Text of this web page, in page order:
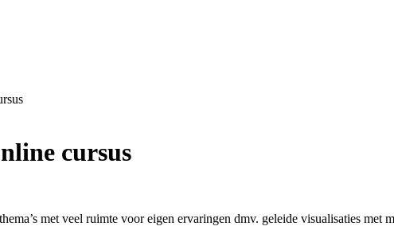
cursus
met veel ruimte voor eigen ervaringen dmv. geleide visualisaties met